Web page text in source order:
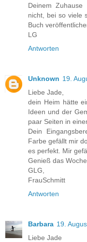
Deinem
nicht, bei so viele
Buch
LG
Antworten
Unknown 19.
Liebe Jade,
dein Heim hätte
Ideen und der
paar Seiten in
Dein
Farbe gefällt mir
es perfekt. Mir
Genieß das
GLG,
FrauSchmitt
Antworten
Barbara 19.
Liebe Jade